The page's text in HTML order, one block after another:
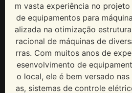
m vasta experiência no
de equipamentos para
alizada na otimização
racional de máquinas de
rras. Com muitos anos de
esenvolvimento de
o local, ele é bem versado
as, sistemas de controle